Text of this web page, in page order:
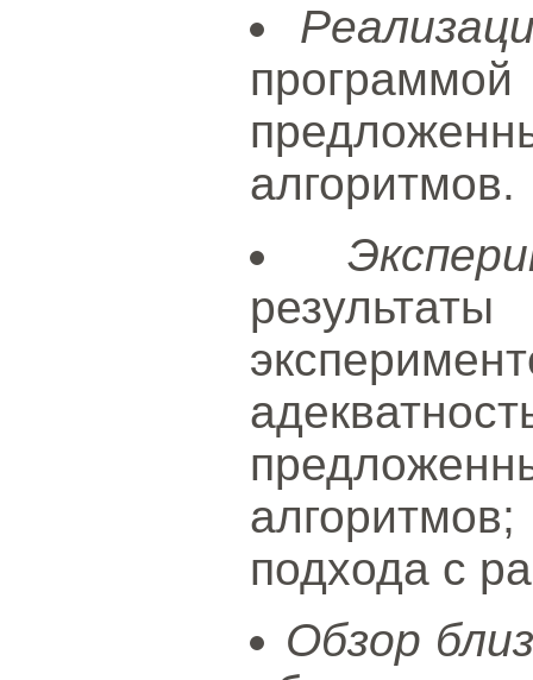
алгоритмов.
подхода с
Обзор